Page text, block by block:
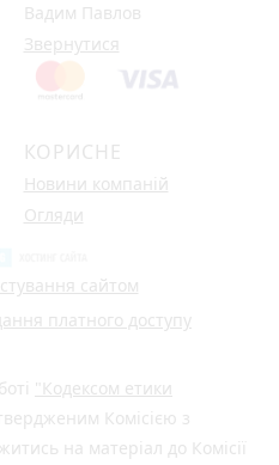
Вадим Павлов
Звернутися
КОРИСНЕ
Новини компаній
Огляди
сайтом
платного доступу
"Кодексом етики
Комісією з
на матеріал до Комісії